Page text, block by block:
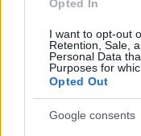
Opted In
I want to opt-out
Retention, Sale,
Personal Data
Purposes for
Opted Out
Google consents
Πιο
Έφυγαν οι
Καρυστιανού
«Ελπίδα για